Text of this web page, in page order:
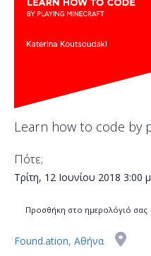
Learn how to code by
Πότε;
Τρίτη, 12 Ιουνίου 2018 3:00
Προσθήκη στο ημερολόγιό σας
Found.ation, Αθήνα